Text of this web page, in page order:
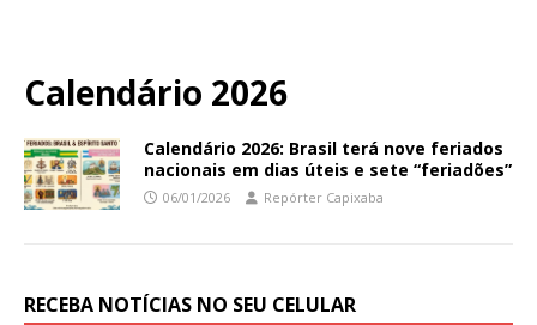
Calendário 2026
Calendário 2026: Brasil terá nove feriados
nacionais em dias úteis e sete “feriadões”
06/01/2026 Repórter Capixaba
RECEBA NOTÍCIAS NO SEU CELULAR